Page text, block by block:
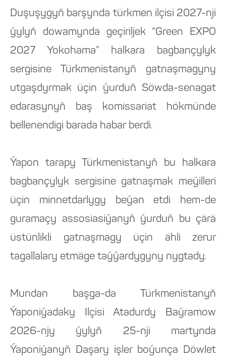
Duşuşygyň barşynda türkmen ilçisi 2027-nji
ýylyň dowamynda geçiriljek “Green EXPO
2027 Yokohama” halkara bagbançylyk
sergisine Türkmenistanyň gatnaşmagyny
utgaşdyrmak üçin ýurduň Söwda-senagat
edarasynyň baş komissariat hökmünde
bellenendigi barada habar berdi.
Ýapon tarapy Türkmenistanyň bu halkara
bagbançylyk sergisine gatnaşmak meýilleri
üçin minnetdarlygy beýan etdi hem-de
guramaçy assosiasiýanyň ýurduň bu çärä
üstünlikli gatnaşmagy üçin ähli zerur
tagallalary etmäge taýýardygyny nygtady.
Mundan başga-da Türkmenistanyň
Ýaponiýadaky Ilçisi Atadurdy Baýramow
2026-njy ýylyň 25-nji martynda
Ýaponiýanyň Daşary işler boýunça Döwlet